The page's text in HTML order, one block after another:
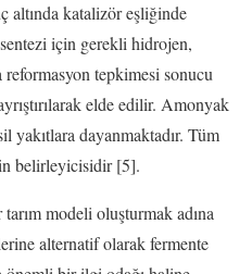
altında katalizör eşliğinde
için gerekli hidrojen,
tepkimesi sonucu
elde edilir. Amonyak
yakıtlara dayanmaktadır. Tüm
belirleyicisidir [5].
modeli oluşturmak adına
alternatif olarak fermente